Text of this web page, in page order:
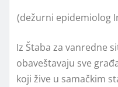
(dežurni epidemiolog
Iz Štaba za vanredne
obaveštavaju sve
koji žive u samačkim